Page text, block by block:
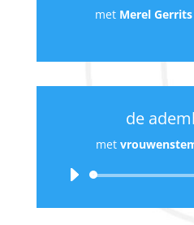
met Merel Gerrits
de
met